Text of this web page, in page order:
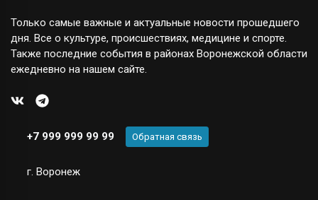
Только самые важные и актуальные новости прошедшего
дня. Все о культуре, происшествиях, медицине и спорте.
Также последние события в районах Воронежской области
ежедневно на нашем сайте.
+7 999 999 99 99 Обратная связь
г. Воронеж